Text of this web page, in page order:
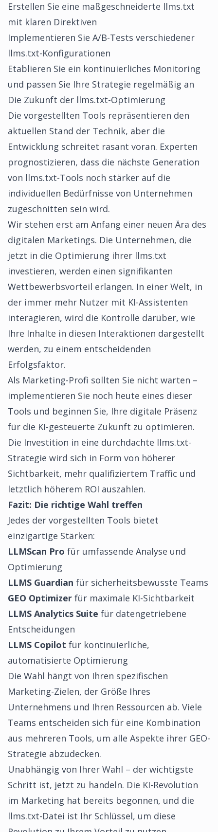
Erstellen Sie eine maßgeschneiderte llms.txt
mit klaren Direktiven
Implementieren Sie A/B-Tests verschiedener
llms.txt-Konfigurationen
Etablieren Sie ein kontinuierliches Monitoring
und passen Sie Ihre Strategie regelmäßig an
Die Zukunft der llms.txt-Optimierung
Die vorgestellten Tools repräsentieren den
aktuellen Stand der Technik, aber die
Entwicklung schreitet rasant voran. Experten
prognostizieren, dass die nächste Generation
von llms.txt-Tools noch stärker auf die
individuellen Bedürfnisse von Unternehmen
zugeschnitten sein wird.
Wir stehen erst am Anfang einer neuen Ära des
digitalen Marketings. Die Unternehmen, die
jetzt in die Optimierung ihrer llms.txt
investieren, werden einen signifikanten
Wettbewerbsvorteil erlangen. In einer Welt, in
der immer mehr Nutzer mit KI-Assistenten
interagieren, wird die Kontrolle darüber, wie
Ihre Inhalte in diesen Interaktionen dargestellt
werden, zu einem entscheidenden
Erfolgsfaktor.
Als Marketing-Profi sollten Sie nicht warten –
implementieren Sie noch heute eines dieser
Tools und beginnen Sie, Ihre digitale Präsenz
für die KI-gesteuerte Zukunft zu optimieren.
Die Investition in eine durchdachte llms.txt-
Strategie wird sich in Form von höherer
Sichtbarkeit, mehr qualifiziertem Traffic und
letztlich höherem ROI auszahlen.
Fazit: Die richtige Wahl treffen
Jedes der vorgestellten Tools bietet
einzigartige Stärken:
LLMScan Pro für umfassende Analyse und
Optimierung
LLMS Guardian für sicherheitsbewusste Teams
GEO Optimizer für maximale KI-Sichtbarkeit
LLMS Analytics Suite für datengetriebene
Entscheidungen
LLMS Copilot für kontinuierliche,
automatisierte Optimierung
Die Wahl hängt von Ihren spezifischen
Marketing-Zielen, der Größe Ihres
Unternehmens und Ihren Ressourcen ab. Viele
Teams entscheiden sich für eine Kombination
aus mehreren Tools, um alle Aspekte ihrer GEO-
Strategie abzudecken.
Unabhängig von Ihrer Wahl – der wichtigste
Schritt ist, jetzt zu handeln. Die KI-Revolution
im Marketing hat bereits begonnen, und die
llms.txt-Datei ist Ihr Schlüssel, um diese